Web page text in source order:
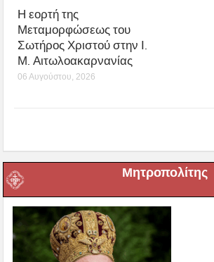
Η εορτή της
Μεταμορφώσεως του
Σωτήρος Χριστού στην Ι.
Μ. Αιτωλοακαρνανίας
06 Αυγούστου, 2026
Μητροπολίτης